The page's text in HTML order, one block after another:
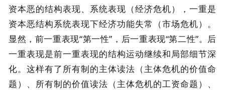
资本恶的结构表现、系统表现（经济危机），一重是
资本恶结构系统表现下经济功能失常（市场危机）。
显然，前一重表现“第一性”，后一重表现“第二性”。后
一重表现是前一重表现的结构运动继续和局部细节深
化。这样有了所有制的主体读法（主体危机的价值命
题）、所有制的价值读法（主体危机的工资命题）、